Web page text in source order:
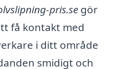
pris.se gör
få kontakt med
i ditt område
smidigt och